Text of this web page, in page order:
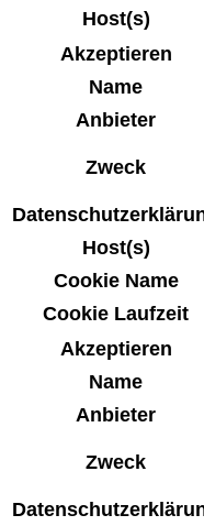
Host(s)
Akzeptieren
Name
Anbieter
Zweck
Host(s)
Cookie Name
Cookie Laufzeit
Akzeptieren
Name
Anbieter
Zweck